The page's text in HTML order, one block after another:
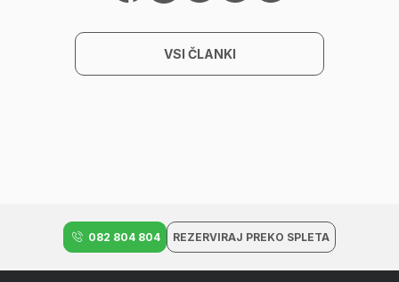
VSI ČLANKI
082 804 804 REZERVIRAJ PREKO SPLETA